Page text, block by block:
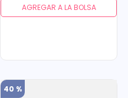
AGREGAR A LA BOLSA
40 %